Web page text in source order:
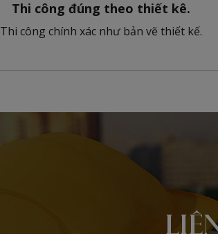
Thi công đúng theo thiết kê.
Thi công chính xác như bản vẽ thiết kế.